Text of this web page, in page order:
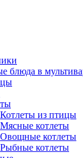
блюда в
Котлеты из птицы
Мясные котлеты
Овощные котлеты
Рыбные котлеты